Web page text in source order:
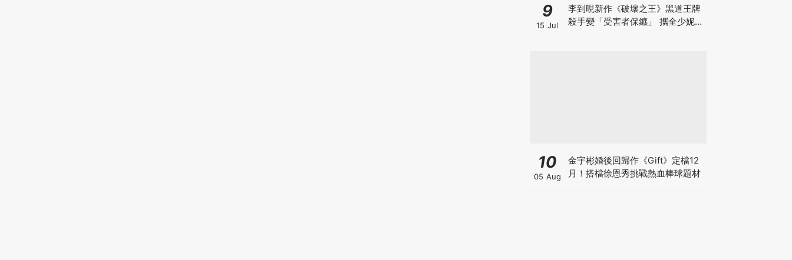
9
15 Jul
李到晛新作《破壞之王》黑道王牌
殺手變「受害者保鑣」 攜全少妮&
10
05 Aug
金宇彬婚後回歸作《Gift》定檔12
月！搭檔徐恩秀挑戰熱血棒球題材